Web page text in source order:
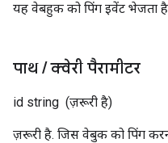
यह वेबहुक को पिंग इवेंट भेजता
पाथ/क्वेरी पैरामीटर
id string (ज़रूरी है)
ज़रूरी है. जिस वेबुक को पिंग